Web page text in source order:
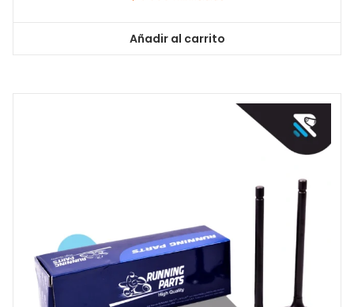
Añadir al carrito